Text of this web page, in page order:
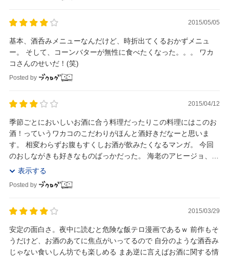
2015/05/05
基本、酒呑みメニューなんだけど、時折出てくるおかずメニュ
ー。 そして、コーンバターが無性に食べたくなった。。。 ワカ
コさんのせいだ！(笑)
Posted by
2015/04/12
季節ごとにおいしいお酒に合う料理だったりこの料理にはこのお
酒！っていうワカコのこだわりがほんと酒好きだなーと思いま
す。 相変わらずお腹もすくしお酒が飲みたくなるマンガ。 今回
のおしながきも好きなものばっかだった。 海老のアヒージョ、鶏
皮ポン酢、もつ煮込み、レバーパテ、キンメの煮付...
表示する
Posted by
2015/03/29
安定の面白さ。夜中に読むと危険な飯テロ漫画であるｗ 前作もそ
うだけど、お酒のあてに焦点がいってるので 自分のような酒呑み
じゃない食いしん坊でも楽しめる まあ逆に言えばお酒に関する情